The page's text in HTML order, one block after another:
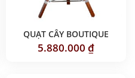
QUẠT CÂY BOUTIQUE
5.880.000 ₫